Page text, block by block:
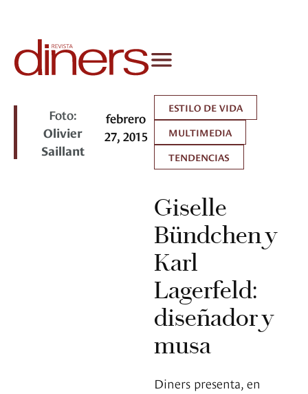
Foto:
Olivier
Saillant
febrero
27, 2015
ESTILO DE VIDA
MULTIMEDIA
TENDENCIAS
Giselle
Bündchen y
Karl
Lagerfeld:
diseñador y
musa
Diners presenta, en